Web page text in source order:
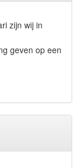
zijn wij in
geven op een